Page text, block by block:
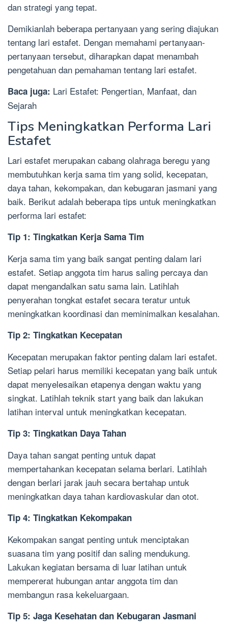
dan strategi yang tepat.
Demikianlah beberapa pertanyaan yang sering diajukan
tentang lari estafet. Dengan memahami pertanyaan-
pertanyaan tersebut, diharapkan dapat menambah
pengetahuan dan pemahaman tentang lari estafet.
Baca juga: Lari Estafet: Pengertian, Manfaat, dan
Sejarah
Tips Meningkatkan Performa Lari
Estafet
Lari estafet merupakan cabang olahraga beregu yang
membutuhkan kerja sama tim yang solid, kecepatan,
daya tahan, kekompakan, dan kebugaran jasmani yang
baik. Berikut adalah beberapa tips untuk meningkatkan
performa lari estafet:
Tip 1: Tingkatkan Kerja Sama Tim
Kerja sama tim yang baik sangat penting dalam lari
estafet. Setiap anggota tim harus saling percaya dan
dapat mengandalkan satu sama lain. Latihlah
penyerahan tongkat estafet secara teratur untuk
meningkatkan koordinasi dan meminimalkan kesalahan.
Tip 2: Tingkatkan Kecepatan
Kecepatan merupakan faktor penting dalam lari estafet.
Setiap pelari harus memiliki kecepatan yang baik untuk
dapat menyelesaikan etapenya dengan waktu yang
singkat. Latihlah teknik start yang baik dan lakukan
latihan interval untuk meningkatkan kecepatan.
Tip 3: Tingkatkan Daya Tahan
Daya tahan sangat penting untuk dapat
mempertahankan kecepatan selama berlari. Latihlah
dengan berlari jarak jauh secara bertahap untuk
meningkatkan daya tahan kardiovaskular dan otot.
Tip 4: Tingkatkan Kekompakan
Kekompakan sangat penting untuk menciptakan
suasana tim yang positif dan saling mendukung.
Lakukan kegiatan bersama di luar latihan untuk
mempererat hubungan antar anggota tim dan
membangun rasa kekeluargaan.
Tip 5: Jaga Kesehatan dan Kebugaran Jasmani